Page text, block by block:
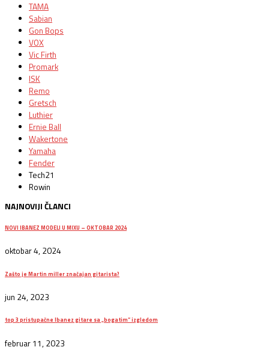
TAMA
Sabian
Gon Bops
VOX
Vic Firth
Promark
ISK
Remo
Gretsch
Luthier
Ernie Ball
Wakertone
Yamaha
Fender
Tech21
Rowin
NAJNOVIJI ČLANCI
NOVI IBANEZ MODELI U MIXU – OKTOBAR 2024
oktobar 4, 2024
Zašto je Martin miller značajan gitarista?
jun 24, 2023
top 3 pristupačne Ibanez gitare sa „bogatim“ izgledom
februar 11, 2023